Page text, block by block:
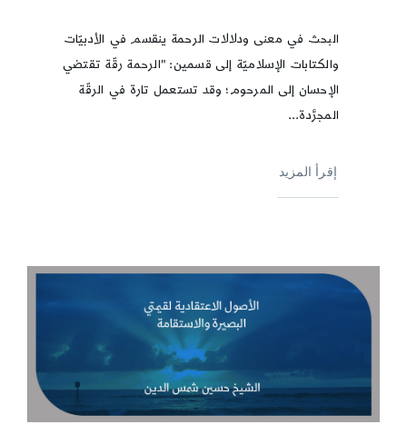
البحث في معنى ودلالات الرحمة ينقسم في الأدبيّات
والكتابات الإسلاميّة إلى قسمين: "الرحمة رقّة تقتضي
الإحسان إلى المرحوم؛ وقد تستعمل تارة في الرقّة
المجرَّدة...
إقرأ المزيد